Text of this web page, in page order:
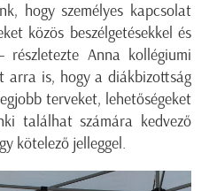
hogy személyes kapcsolat
közös beszélgetésekkel és
részletezte Anna kollégiumi
arra is, hogy a diákbizottság
terveket, lehetőségeket
találhat számára kedvező
kötelező jelleggel.